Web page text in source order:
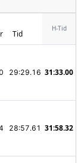
Tid
H-Tid
29:29.16 31:33.00
28:57.61 31:58.32